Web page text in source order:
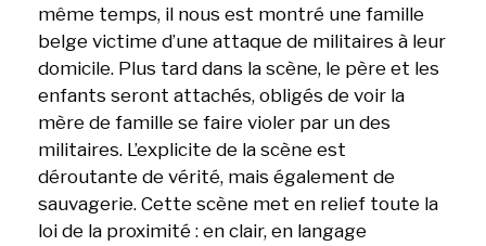
même temps, il nous est montré une famille
belge victime d’une attaque de militaires à leur
domicile. Plus tard dans la scène, le père et les
enfants seront attachés, obligés de voir la
mère de famille se faire violer par un des
militaires. L’explicite de la scène est
déroutante de vérité, mais également de
sauvagerie. Cette scène met en relief toute la
loi de la proximité : en clair, en langage